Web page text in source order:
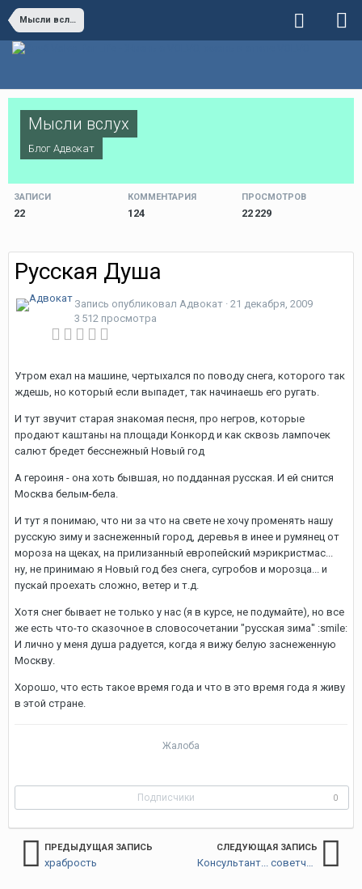
Мысли вслух
Мысли вслух
Блог Адвокат
ЗАПИСИ
22
КОММЕНТАРИЯ
124
ПРОСМОТРОВ
22 229
Русская Душа
Запись опубликовал Адвокат · 21 декабря, 2009
3 512 просмотра
Утром ехал на машине, чертыхался по поводу снега, которого так
ждешь, но который если выпадет, так начинаешь его ругать.
И тут звучит старая знакомая песня, про негров, которые
продают каштаны на площади Конкорд и как сквозь лампочек
салют бредет бесснежный Новый год
А героиня - она хоть бывшая, но подданная русская. И ей снится
Москва белым-бела.
И тут я понимаю, что ни за что на свете не хочу променять нашу
русскую зиму и заснеженный город, деревья в инее и румянец от
мороза на щеках, на прилизанный европейский мэрикристмас...
ну, не принимаю я Новый год без снега, сугробов и морозца... и
пускай проехать сложно, ветер и т.д.
Хотя снег бывает не только у нас (я в курсе, не подумайте), но все
же есть что-то сказочное в словосочетании "русская зима" :smile:
И лично у меня душа радуется, когда я вижу белую заснеженную
Москву.
Хорошо, что есть такое время года и что в это время года я живу
в этой стране.
Жалоба
Подписчики 0
ПРЕДЫДУЩАЯ ЗАПИСЬ
храбрость
СЛЕДУЮЩАЯ ЗАПИСЬ